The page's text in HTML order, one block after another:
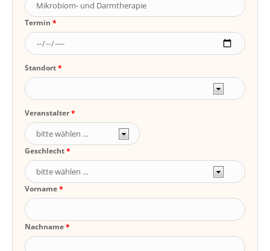
Termin
Standort
Veranstalter
Geschlecht
Vorname
Nachname